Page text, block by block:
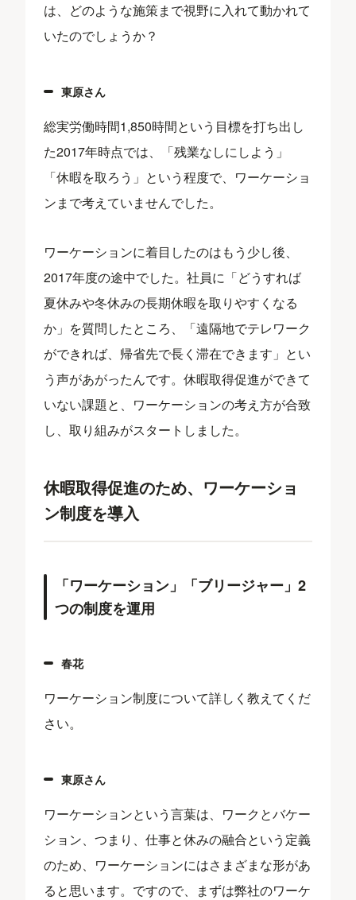
は、どのような施策まで視野に入れて動かれて
いたのでしょうか？
東原さん
総実労働時間1,850時間という目標を打ち出し
た2017年時点では、「残業なしにしよう」
「休暇を取ろう」という程度で、ワーケーショ
ンまで考えていませんでした。
ワーケーションに着目したのはもう少し後、
2017年度の途中でした。社員に「どうすれば
夏休みや冬休みの長期休暇を取りやすくなる
か」を質問したところ、「遠隔地でテレワーク
ができれば、帰省先で長く滞在できます」とい
う声があがったんです。休暇取得促進ができて
いない課題と、ワーケーションの考え方が合致
し、取り組みがスタートしました。
休暇取得促進のため、ワーケーショ
ン制度を導入
「ワーケーション」「ブリージャー」2
つの制度を運用
春花
ワーケーション制度について詳しく教えてくだ
さい。
東原さん
ワーケーションという言葉は、ワークとバケー
ション、つまり、仕事と休みの融合という定義
のため、ワーケーションにはさまざまな形があ
ると思います。ですので、まずは弊社のワーケ